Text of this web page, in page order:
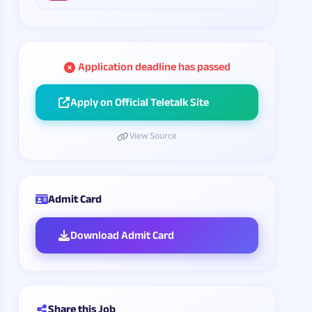
Application deadline has passed
Apply on Official Teletalk Site
View Source
Admit Card
Download Admit Card